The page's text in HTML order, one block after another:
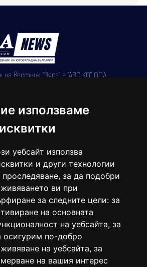
използваме
уебсайт използва
и други технологии
проследяване, за да подобри
ви при
за следните цели: за
на основната
на уебсайта, за
осигурим по-добро
на уебсайта, за
на вашия интерес
вестник "Вяра" е "АВС КО" ООД,
година.
Ботев" 43
абонаменти